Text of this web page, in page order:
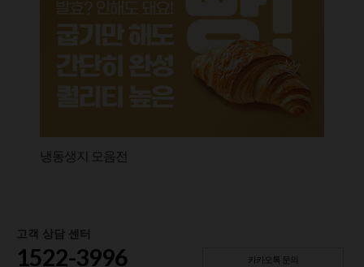
냉동생지 모음전
고객 상담 센터
1522-3996 카카오톡 문의